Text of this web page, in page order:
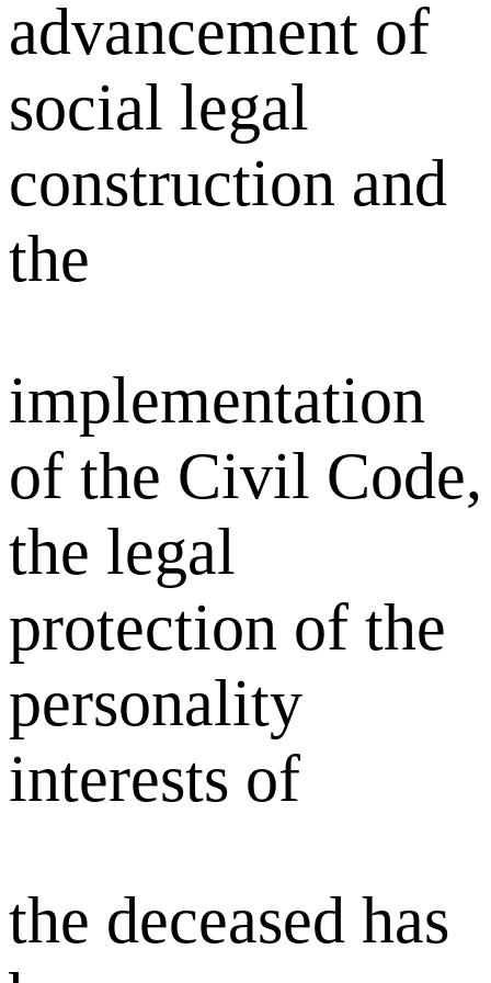
advancement of
social legal
construction and
the
implementation
of the Civil Code,
the legal
protection of the
personality
interests of
the deceased has